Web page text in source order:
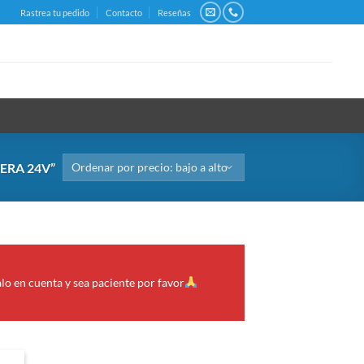
Rastrea tu pedido Contacto Reseñas
24V”
en cuenta y sea paciente por favor